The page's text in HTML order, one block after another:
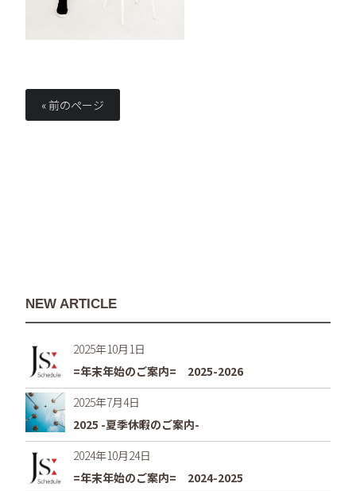
« 前のページ
NEW ARTICLE
2025年10月1日
=年末年始のご案内= 2025-2026
2025年7月4日
2025 -夏季休暇のご案内-
2024年10月24日
=年末年始のご案内= 2024-2025